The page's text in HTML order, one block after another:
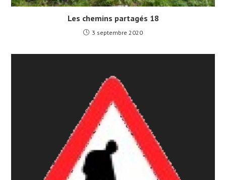
Les chemins partagés 18
3 septembre 2020